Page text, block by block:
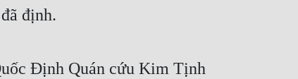
định.
Định Quán cứu Kim Tịnh